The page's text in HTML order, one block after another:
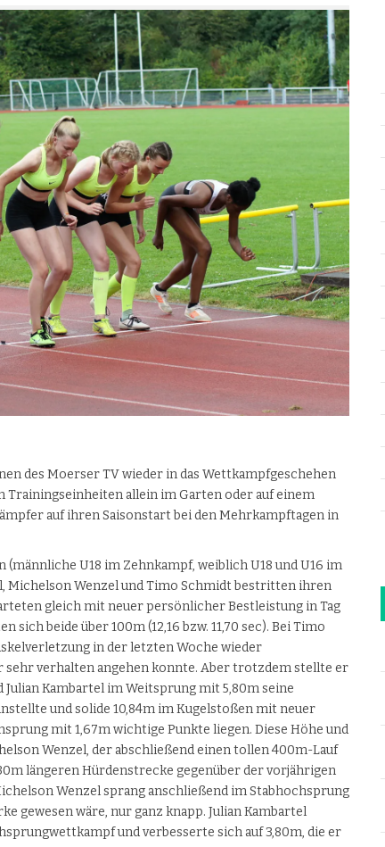
des Moerser TV wieder in das Wettkampfgeschehen
allein im Garten oder auf einem
auf ihren Saisonstart bei den Mehrkampftagen in
U18 im Zehnkampf, weiblich U18 und U16 im
Michelson Wenzel und Timo Schmidt bestritten ihren
gleich mit neuer persönlicher Bestleistung in Tag
beide über 100m (12,16 bzw. 11,70 sec). Bei Timo
in der letzten Woche wieder
sehr verhalten angehen konnte. Aber trotzdem stellte er
Kambartel im Weitsprung mit 5,80m seine
und solide 10,84m im Kugelstoßen mit neuer
mit 1,67m wichtige Punkte liegen. Diese Höhe und
Wenzel, der abschließend einen tollen 400m-Lauf
längeren Hürdenstrecke gegenüber der vorjährigen
Wenzel sprang anschließend im Stabhochsprung
gewesen wäre, nur ganz knapp. Julian Kambartel
und verbesserte sich auf 3,80m, die er